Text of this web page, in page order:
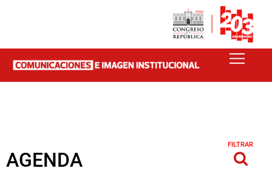
AGENDA
FILTRAR